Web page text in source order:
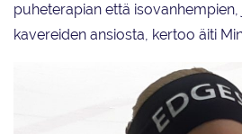
puheterapian että
kavereiden ansiosta, kertoo äiti